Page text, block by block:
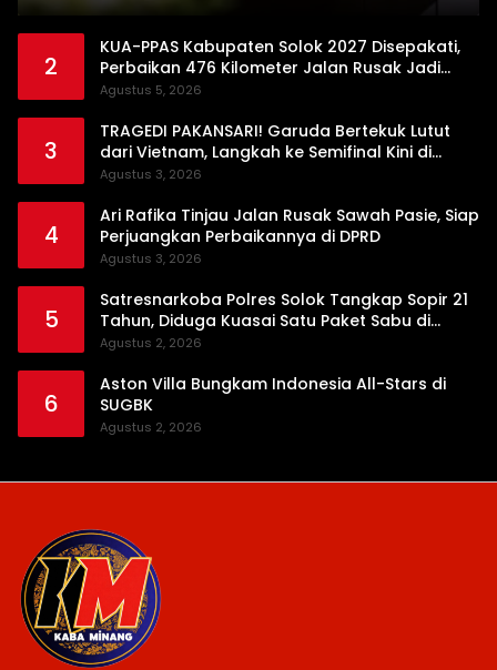
2
KUA-PPAS Kabupaten Solok 2027 Disepakati,
Perbaikan 476 Kilometer Jalan Rusak Jadi
Prioritas
Agustus 5, 2026
3
TRAGEDI PAKANSARI! Garuda Bertekuk Lutut
dari Vietnam, Langkah ke Semifinal Kini di
Ujung Tanduk
Agustus 3, 2026
4
Ari Rafika Tinjau Jalan Rusak Sawah Pasie, Siap
Perjuangkan Perbaikannya di DPRD
Agustus 3, 2026
5
Satresnarkoba Polres Solok Tangkap Sopir 21
Tahun, Diduga Kuasai Satu Paket Sabu di
Kubung
Agustus 2, 2026
6
Aston Villa Bungkam Indonesia All-Stars di
SUGBK
Agustus 2, 2026